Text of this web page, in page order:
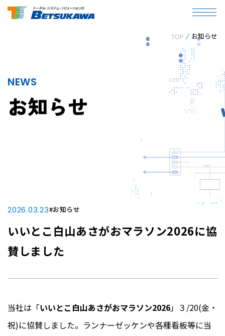
TOP お知らせ
NEWS
お知らせ
2026.03.23#お知らせ
いいとこ白山あさがおマラソン2026に協
賛しました
当社は「いいとこ白山あさがおマラソン2026」３/20(金・
祝)に協賛しました。ランナーゼッケンや各種看板等に当